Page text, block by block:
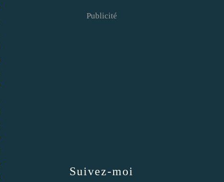
Suivez-moi
Publicité